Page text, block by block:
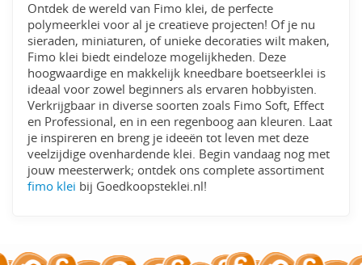
Ontdek de wereld van Fimo klei, de perfecte
polymeerklei voor al je creatieve projecten! Of je nu
sieraden, miniaturen, of unieke decoraties wilt maken,
Fimo klei biedt eindeloze mogelijkheden. Deze
hoogwaardige en makkelijk kneedbare boetseerklei is
ideaal voor zowel beginners als ervaren hobbyisten.
Verkrijgbaar in diverse soorten zoals Fimo Soft, Effect
en Professional, en in een regenboog aan kleuren. Laat
je inspireren en breng je ideeën tot leven met deze
veelzijdige ovenhardende klei. Begin vandaag nog met
jouw meesterwerk; ontdek ons complete assortiment
fimo klei bij Goedkoopsteklei.nl!